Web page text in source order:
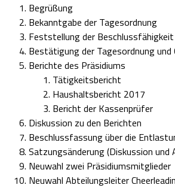
Begrüßung
Bekanntgabe der Tagesordnung
Feststellung der Beschlussfähigkeit
Bestätigung der Tagesordnung
Berichte des Präsidiums
Tätigkeitsbericht
Haushaltsbericht 2017
Bericht der Kassenprüfer
Diskussion zu den Berichten
Beschlussfassung über die
Satzungsänderung (Diskussion und
Neuwahl zwei Präsidiumsmitglieder
Neuwahl Abteilungsleiter